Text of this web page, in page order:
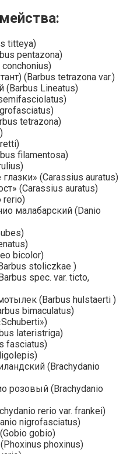
titteya)
pentazona)
(Barbus tetrazona var.)
(Barbus Lineatus)
tetrazona)
filamentosa)
(Carassius auratus)
(Carassius auratus)
rerio)
малабарский (Danio
bicolor)
stoliczkae )
spec. var. ticto,
(Barbus hulstaerti )
bimaculatus)
lateristriga)
fasciatus)
(Brachydanio
розовый (Brachydanio
rerio var. frankei)
nigrofasciatus)
gobio)
phoxinus)